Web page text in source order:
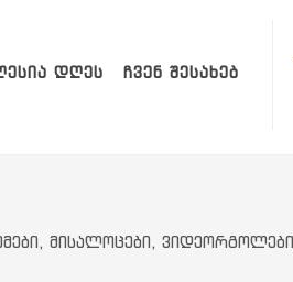
ᲓᲦᲔᲡ ᲩᲕᲔᲜ ᲨᲔᲡᲐᲮᲔᲑ
მისალოცები, ვიდეორგოლები